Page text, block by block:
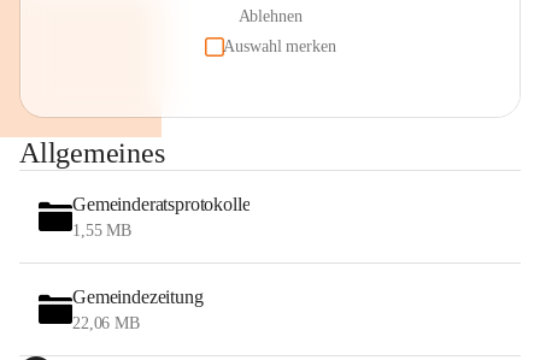
Ablehnen
Auswahl merken
Allgemeines
Gemeinderatsprotokolle
1,55 MB
Gemeindezeitung
22,06 MB